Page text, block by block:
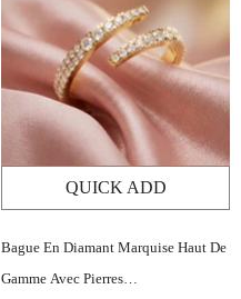
QUICK ADD
Bague En Diamant Marquise Haut De
Gamme Avec Pierres